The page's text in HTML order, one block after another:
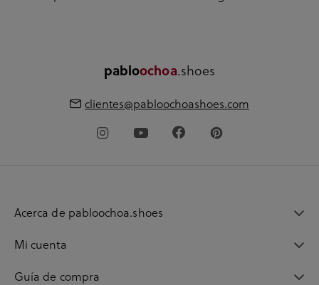
pabloochoa.shoes
clientes@pabloochoashoes.com
Acerca de pabloochoa.shoes
Mi cuenta
Guía de compra